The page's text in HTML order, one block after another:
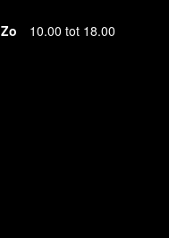
Zo 10.00 tot 18.00